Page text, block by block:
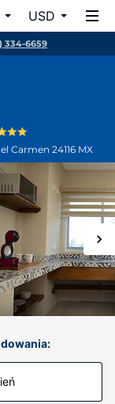
USD
334-6659
Carmen 24116 MX